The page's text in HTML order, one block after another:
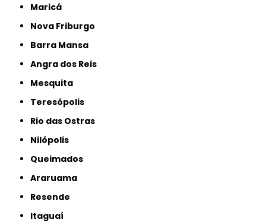
Maricá
Nova Friburgo
Barra Mansa
Angra dos Reis
Mesquita
Teresópolis
Rio das Ostras
Nilópolis
Queimados
Araruama
Resende
Itaguaí